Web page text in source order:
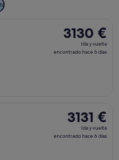
3130 €
Ida
y
3130 €
Ida y vuelta
encontrado hace 6 días
3131 €
Ida
y
3131 €
Ida y vuelta
encontrado hace 6 días